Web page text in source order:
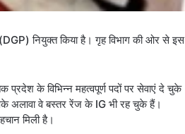
नियुक्त किया है। गृह विभाग की ओर से इस
के विभिन्न महत्वपूर्ण पदों पर सेवाएं दे चुके
अलावा वे बस्तर रेंज के IG भी रह चुके हैं।
मिली है।